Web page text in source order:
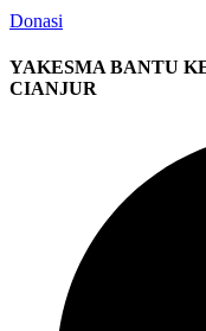
Donasi
YAKESMA BANTU
CIANJUR